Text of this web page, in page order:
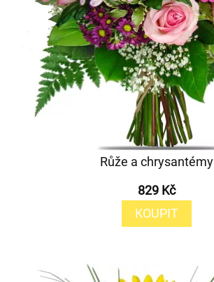
Růže a chrysantémy
829 Kč
KOUPIT